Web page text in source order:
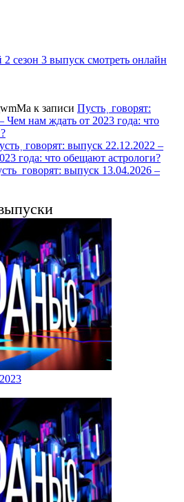
сезон 3 выпуск смотреть онлайн
к записи Пусть˲ говорят:
Чем нам ждать от 2023 года: что
говорят: выпуск 22.12.2022 –
года: что обещают астрологи?
выпуск 13.04.2026 –